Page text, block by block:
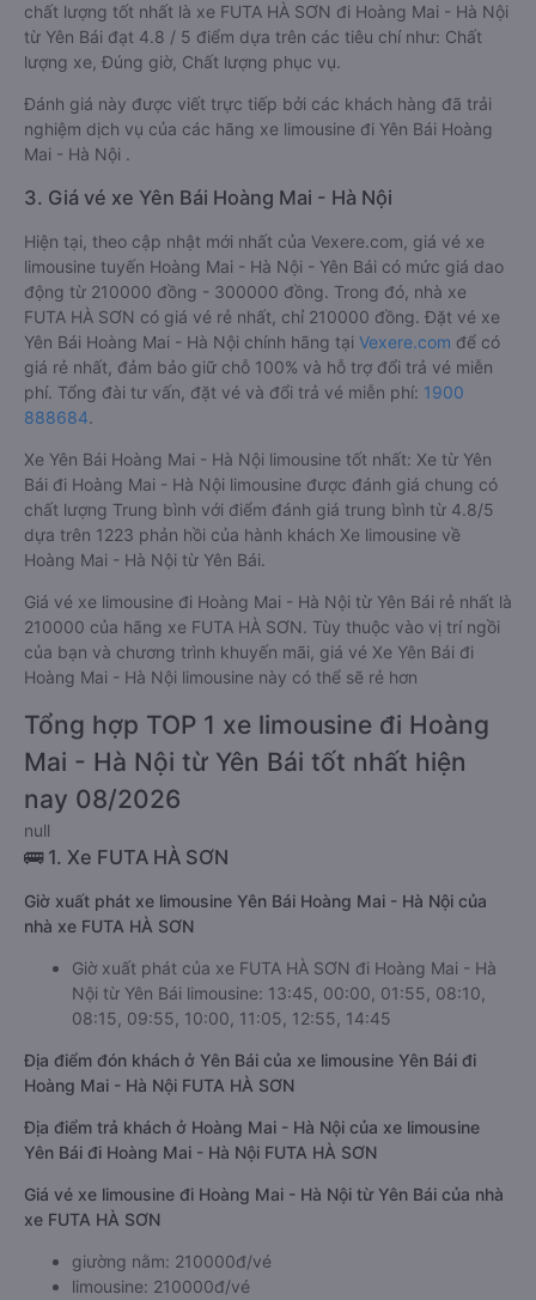
chất lượng tốt nhất là xe FUTA HÀ SƠN đi Hoàng Mai - Hà Nội
từ Yên Bái đạt 4.8 / 5 điểm dựa trên các tiêu chí như: Chất
lượng xe, Đúng giờ, Chất lượng phục vụ.
Đánh giá này được viết trực tiếp bởi các khách hàng đã trải
nghiệm dịch vụ của các hãng xe limousine đi Yên Bái Hoàng
Mai - Hà Nội .
3. Giá vé xe Yên Bái Hoàng Mai - Hà Nội
Hiện tại, theo cập nhật mới nhất của Vexere.com, giá vé xe
limousine tuyến Hoàng Mai - Hà Nội - Yên Bái có mức giá dao
động từ 210000 đồng - 300000 đồng. Trong đó, nhà xe
FUTA HÀ SƠN có giá vé rẻ nhất, chỉ 210000 đồng. Đặt vé xe
Yên Bái Hoàng Mai - Hà Nội chính hãng tại Vexere.com để có
giá rẻ nhất, đảm bảo giữ chỗ 100% và hỗ trợ đổi trả vé miễn
phí. Tổng đài tư vấn, đặt vé và đổi trả vé miễn phí: 1900
888684.
Xe Yên Bái Hoàng Mai - Hà Nội limousine tốt nhất: Xe từ Yên
Bái đi Hoàng Mai - Hà Nội limousine được đánh giá chung có
chất lượng Trung bình với điểm đánh giá trung bình từ 4.8/5
dựa trên 1223 phản hồi của hành khách Xe limousine về
Hoàng Mai - Hà Nội từ Yên Bái.
Giá vé xe limousine đi Hoàng Mai - Hà Nội từ Yên Bái rẻ nhất là
210000 của hãng xe FUTA HÀ SƠN. Tùy thuộc vào vị trí ngồi
của bạn và chương trình khuyến mãi, giá vé Xe Yên Bái đi
Hoàng Mai - Hà Nội limousine này có thể sẽ rẻ hơn
Tổng hợp TOP 1 xe limousine đi Hoàng
Mai - Hà Nội từ Yên Bái tốt nhất hiện
nay 08/2026
null
🚌 1. Xe FUTA HÀ SƠN
Giờ xuất phát xe limousine Yên Bái Hoàng Mai - Hà Nội của
nhà xe FUTA HÀ SƠN
Giờ xuất phát của xe FUTA HÀ SƠN đi Hoàng Mai - Hà
Nội từ Yên Bái limousine: 13:45, 00:00, 01:55, 08:10,
08:15, 09:55, 10:00, 11:05, 12:55, 14:45
Địa điểm đón khách ở Yên Bái của xe limousine Yên Bái đi
Hoàng Mai - Hà Nội FUTA HÀ SƠN
Địa điểm trả khách ở Hoàng Mai - Hà Nội của xe limousine
Yên Bái đi Hoàng Mai - Hà Nội FUTA HÀ SƠN
Giá vé xe limousine đi Hoàng Mai - Hà Nội từ Yên Bái của nhà
xe FUTA HÀ SƠN
giường nằm: 210000đ/vé
limousine: 210000đ/vé